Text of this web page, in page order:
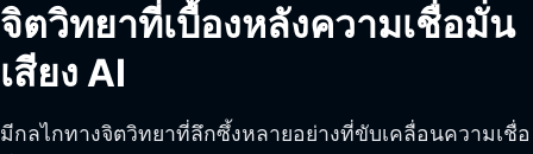
จิตวิทยาที่เบื้องหลังความเชื่อมั่น
เสียง AI
มีกลไกทางจิตวิทยาที่ลึกซึ้งหลายอย่างที่ขับเคลื่อนความเชื่อ